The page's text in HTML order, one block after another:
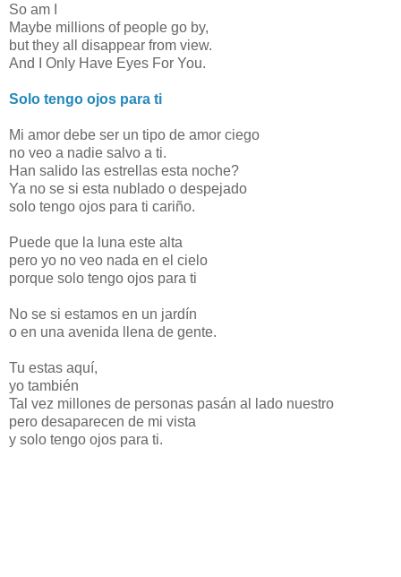
So am I
Maybe millions of people go by,
but they all disappear from view.
And I Only Have Eyes For You.
Solo tengo ojos para ti
Mi amor debe ser un tipo de amor ciego
no veo a nadie salvo a ti.
Han salido las estrellas esta noche?
Ya no se si esta nublado o despejado
solo tengo ojos para ti cariño.
Puede que la luna este alta
pero yo no veo nada en el cielo
porque solo tengo ojos para ti
No se si estamos en un jardín
o en una avenida llena de gente.
Tu estas aquí,
yo también
Tal vez millones de personas pasán al lado nuestro
pero desaparecen de mi vista
y solo tengo ojos para ti.